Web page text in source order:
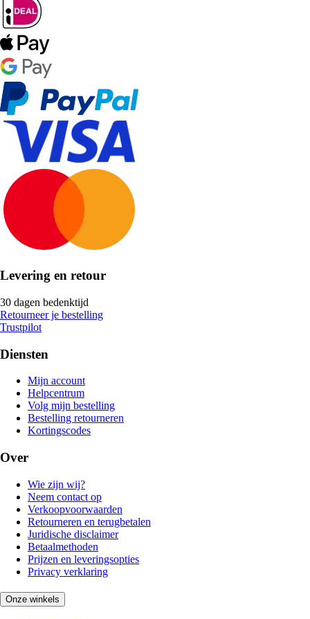
Levering en retour
30 dagen bedenktijd
Retourneer je bestelling
Trustpilot
Diensten
Mijn account
Helpcentrum
Volg mijn bestelling
Bestelling retourneren
Kortingscodes
Over
Wie zijn wij?
Neem contact op
Verkoopvoorwaarden
Retourneren en terugbetalen
Juridische disclaimer
Betaalmethoden
Prijzen en leveringsopties
Privacy verklaring
Onze winkels